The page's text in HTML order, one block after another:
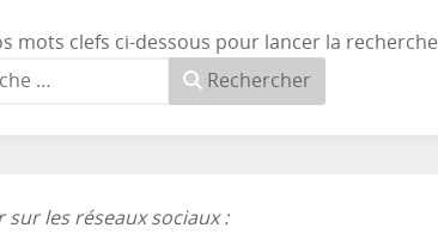
mots clefs ci-dessous pour lancer la recherche
Rechercher
sur les réseaux sociaux :